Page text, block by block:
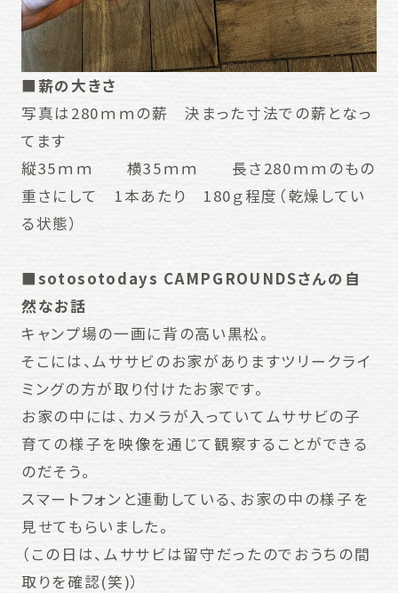
■薪の大きさ
写真は280ｍｍの薪 決まった寸法での薪となっ
てます
縦35ｍｍ 横35ｍｍ 長さ280ｍｍのもの
重さにして 1本あたり 180ｇ程度（乾燥してい
る状態）
■sotosotodays CAMPGROUNDSさんの自
然なお話
キャンプ場の一画に背の高い黒松。
そこには、ムササビのお家がありますツリークライ
ミングの方が取り付けたお家です。
お家の中には、カメラが入っていてムササビの子
育ての様子を映像を通じて観察することができる
のだそう。
スマートフォンと連動している、お家の中の様子を
見せてもらいました。
（この日は、ムササビは留守だったのでおうちの間
取りを確認(笑)）